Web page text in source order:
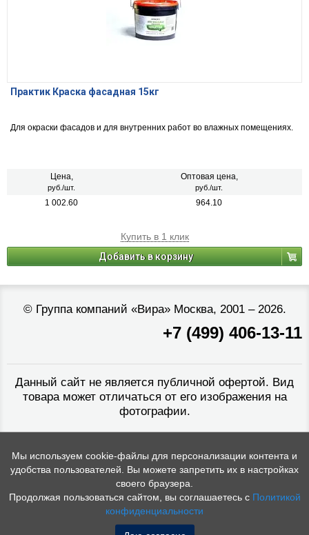
Практик Краска фасадная 15кг
Для окраски фасадов и для внутренних работ во влажных помещениях.
Цена,
руб./шт.
Оптовая цена,
руб./шт.
1 002.60 964.10
Купить в 1 клик
Добавить в корзину
© Группа компаний «Вира»Москва, 2001 – 2026.
+7 (499) 406-13-11
Данный сайт не является публичной офертой. Вид
товара может отличаться от его изображения на
фотографии.
Мы используем cookie-файлы для персонализации контента и
удобства пользователей. Вы можете запретить их в настройках
своего браузера.
Продолжая пользоваться сайтом, вы соглашаетесь с Политикой
конфиденциальности